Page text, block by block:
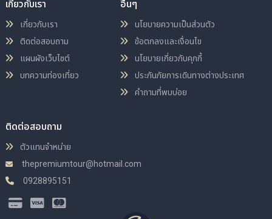
เกี่ยวกับเรา
เกี่ยวกับเรา
ติดต่อสอบถาม
แผนผังเว็บไซต์
บทความท่องเที่ยว
อื่นๆ
นโยบายความเป็นส่วนตัว
ข้อตกลงและเงื่อนไข
นโยบายเกี่ยวกับคุกกี้
ประกันภัยการเดินทางต่างประเทศ
คำถามที่พบบ่อย
ติดต่อสอบถาม
ตัวแทนจำหน่าย
thepremiumtour@hotmail.com
0928895151